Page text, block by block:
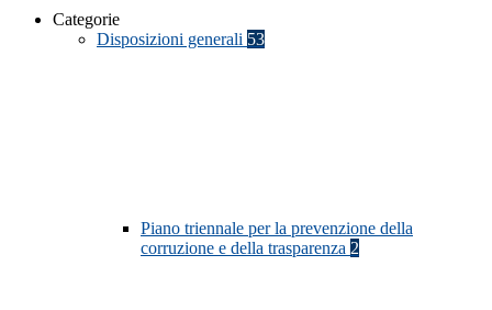
Categorie
Disposizioni generali 53
Piano triennale per la prevenzione della
corruzione e della trasparenza 2